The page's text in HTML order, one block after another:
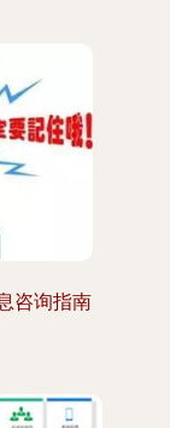
咨询指南